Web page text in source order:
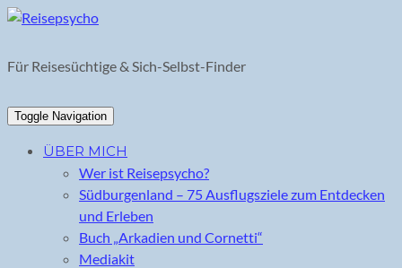
Skip
content
Für Reisesüchtige & Sich-Selbst-Finder
Toggle Navigation
ÜBER MICH
Wer ist Reisepsycho?
Südburgenland – 75 Ausflugsziele zum Entdecken
und Erleben
Buch „Arkadien und Cornetti“
Mediakit